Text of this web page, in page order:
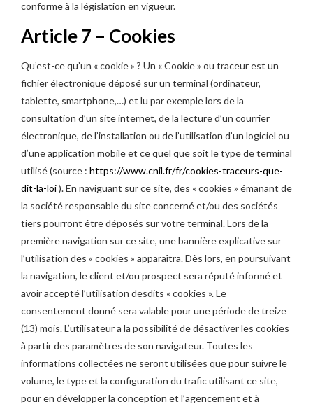
conforme à la législation en vigueur.
Article 7 – Cookies
Qu’est-ce qu’un « cookie » ? Un « Cookie » ou traceur est un
fichier électronique déposé sur un terminal (ordinateur,
tablette, smartphone,…) et lu par exemple lors de la
consultation d’un site internet, de la lecture d’un courrier
électronique, de l’installation ou de l’utilisation d’un logiciel ou
d’une application mobile et ce quel que soit le type de terminal
utilisé (source : https://www.cnil.fr/fr/cookies-traceurs-que-
dit-la-loi). En naviguant sur ce site, des « cookies » émanant de
la société responsable du site concerné et/ou des sociétés
tiers pourront être déposés sur votre terminal. Lors de la
première navigation sur ce site, une bannière explicative sur
l’utilisation des « cookies » apparaîtra. Dès lors, en poursuivant
la navigation, le client et/ou prospect sera réputé informé et
avoir accepté l’utilisation desdits « cookies ». Le
consentement donné sera valable pour une période de treize
(13) mois. L’utilisateur a la possibilité de désactiver les cookies
à partir des paramètres de son navigateur. Toutes les
informations collectées ne seront utilisées que pour suivre le
volume, le type et la configuration du trafic utilisant ce site,
pour en développer la conception et l’agencement et à